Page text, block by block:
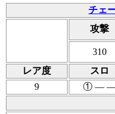
チェ
攻撃
310
レア度
スロ
9
① ―